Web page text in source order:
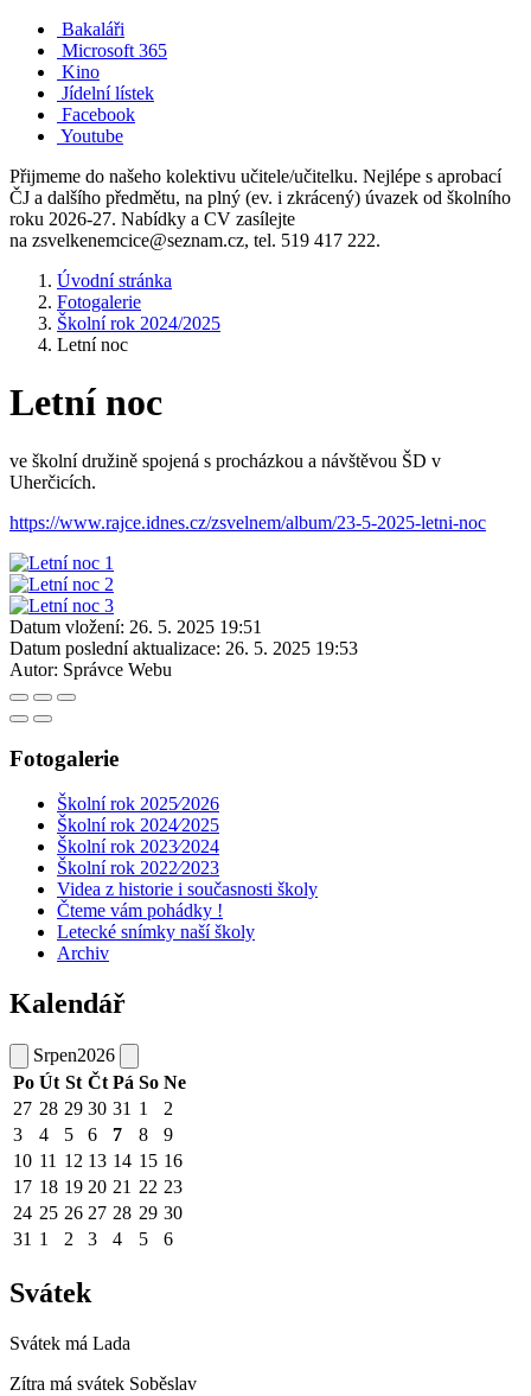
Bakaláři
Microsoft 365
Kino
Jídelní lístek
Facebook
Youtube
Přijmeme do našeho kolektivu učitele/učitelku. Nejlépe s aprobací
ČJ a dalšího předmětu, na plný (ev. i zkrácený) úvazek od školního
roku 2026-27. Nabídky a CV zasílejte
na zsvelkenemcice@seznam.cz, tel. 519 417 222.
Úvodní stránka
Fotogalerie
Školní rok 2024/2025
Letní noc
Letní noc
ve školní družině spojená s procházkou a návštěvou ŠD v
Uherčicích.
https://www.rajce.idnes.cz/zsvelnem/album/23-5-2025-letni-noc
Datum vložení: 26. 5. 2025 19:51
Datum poslední aktualizace: 26. 5. 2025 19:53
Autor: Správce Webu
Fotogalerie
Školní rok 2025⁄2026
Školní rok 2024⁄2025
Školní rok 2023⁄2024
Školní rok 2022⁄2023
Videa z historie i současnosti školy
Čteme vám pohádky !
Letecké snímky naší školy
Archiv
Kalendář
Srpen2026
Po Út St Čt Pá So Ne
27 28 29 30 31 1
2
3
4 5 6 7 8
9
10 11 12 13 14 15 16
17 18 19 20 21 22 23
24 25 26 27 28 29 30
31 1 2 3 4 5 6
Svátek
Svátek má Lada
Zítra má svátek Soběslav